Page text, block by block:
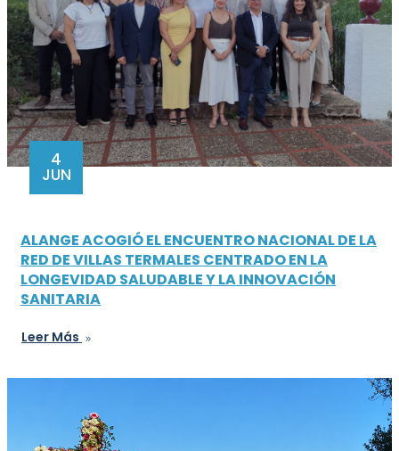
4
JUN
ALANGE ACOGIÓ EL ENCUENTRO NACIONAL DE LA
RED DE VILLAS TERMALES CENTRADO EN LA
LONGEVIDAD SALUDABLE Y LA INNOVACIÓN
SANITARIA
Leer Más